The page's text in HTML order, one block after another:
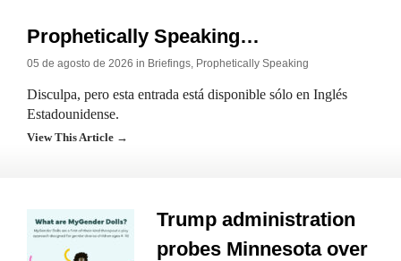
Prophetically Speaking…
05 de agosto de 2026 in Briefings, Prophetically Speaking
Disculpa, pero esta entrada está disponible sólo en Inglés
Estadounidense.
View This Article →
Trump administration
probes Minnesota over